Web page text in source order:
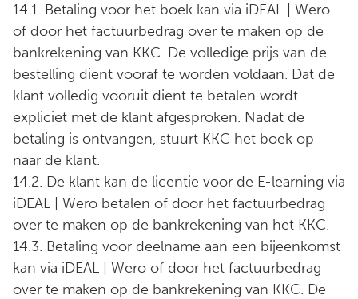
14.1. Betaling voor het boek kan via iDEAL | Wero
of door het factuurbedrag over te maken op de
bankrekening van KKC. De volledige prijs van de
bestelling dient vooraf te worden voldaan. Dat de
klant volledig vooruit dient te betalen wordt
expliciet met de klant afgesproken. Nadat de
betaling is ontvangen, stuurt KKC het boek op
naar de klant.
14.2. De klant kan de licentie voor de E-learning via
iDEAL | Wero betalen of door het factuurbedrag
over te maken op de bankrekening van het KKC.
14.3. Betaling voor deelname aan een bijeenkomst
kan via iDEAL | Wero of door het factuurbedrag
over te maken op de bankrekening van KKC. De